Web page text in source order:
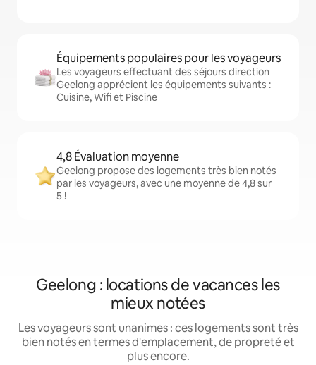
Équipements populaires pour les voyageurs
Les voyageurs effectuant des séjours direction
Geelong apprécient les équipements suivants :
Cuisine, Wifi et Piscine
4,8 Évaluation moyenne
Geelong propose des logements très bien notés
par les voyageurs, avec une moyenne de 4,8 sur
5 !
Geelong : locations de vacances les
mieux notées
Les voyageurs sont unanimes : ces logements sont très
bien notés en termes d'emplacement, de propreté et
plus encore.